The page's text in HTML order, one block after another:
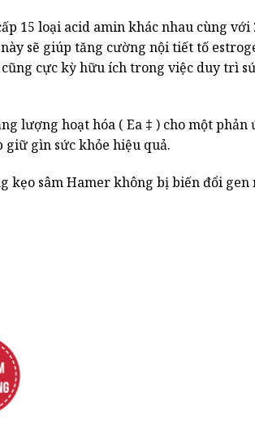
15 loại acid amin khác nhau cùng
sẽ giúp tăng cường nội tiết tố
cực kỳ hữu ích trong việc duy trì
lượng hoạt hóa ( Ea ‡ ) cho một phản
gìn sức khỏe hiệu quả.
kẹo sâm Hamer không bị biến đổi